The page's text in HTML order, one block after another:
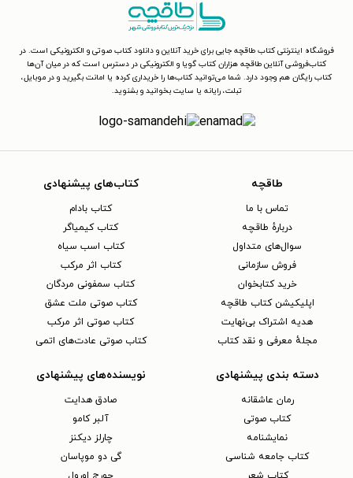
فروشگاه اینترنتی کتاب طاقچه جایی برای خرید آنلاین و دانلود کتاب صوتی و الکترونیکی است. در
کتاب‌فروشی آنلاین طاقچه هزاران کتاب گویا و الکترونیکی در دسترس است که در میان آن‌ها
کتاب رایگان هم وجود دارد. شما می‌توانید کتاب‌ها را خریداری کرده یا امانت بگیرید و در موبایل،
تبلت، رایانه یا سایت بخوانید و بشنوید.
طاقچه
تماس با ما
دربارهٔ طاقچه
سوال‌های متداول
فروش سازمانی
خرید کتابخوان
اپلیکیشن کتاب طاقچه
هدیه اشتراک بی‌نهایت
مجلهٔ معرفی و نقد کتاب
کتاب‌های پیشنهادی
کتاب بادام
کتاب کیمیاگر
کتاب اسب سیاه
کتاب اثر مرکب
کتاب سمفونی مردگان
کتاب صوتی ملت عشق
کتاب صوتی اثر مرکب
کتاب صوتی عادت‌های اتمی
دسته بندی پیشنهادی
رمان عاشقانه
کتاب‌ صوتی
نمایشنامه
کتاب جامعه شناسی
نویسنده‌های پیشنهادی
صادق هدایت
آلبر کامو
چارلز دیکنز
گی دو موپاسان